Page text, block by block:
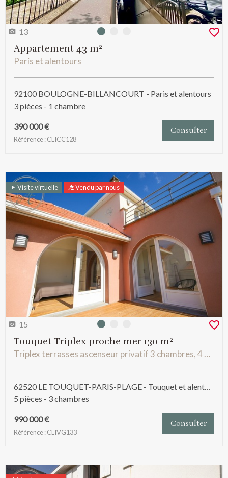
13 Photo 0
Appartement 43 m²
Paris et alentours
92100 BOULOGNE-BILLANCOURT - Paris et alentours
3 pièces - 1 chambre
390 000 €
Référence : CLICC128
Consulter
Visite virtuelle Vendu par nous
15 Photo 0
Touquet Triplex proche mer 130 m²
Triplex terrasses ascenseur privatif 3 chambres, 4 possibles plus garage baigné de soleil au calme proche mer
62520 LE TOUQUET-PARIS-PLAGE - Touquet et alentours
5 pièces - 3 chambres
990 000 €
Référence : CLIVG133
Consulter